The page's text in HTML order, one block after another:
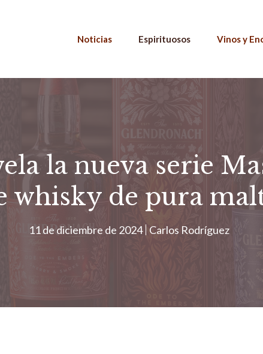
Noticias Espirituosos Vinos y
la nueva serie
whisky de pura
11 de diciembre de 2024 Carlos Rodríguez